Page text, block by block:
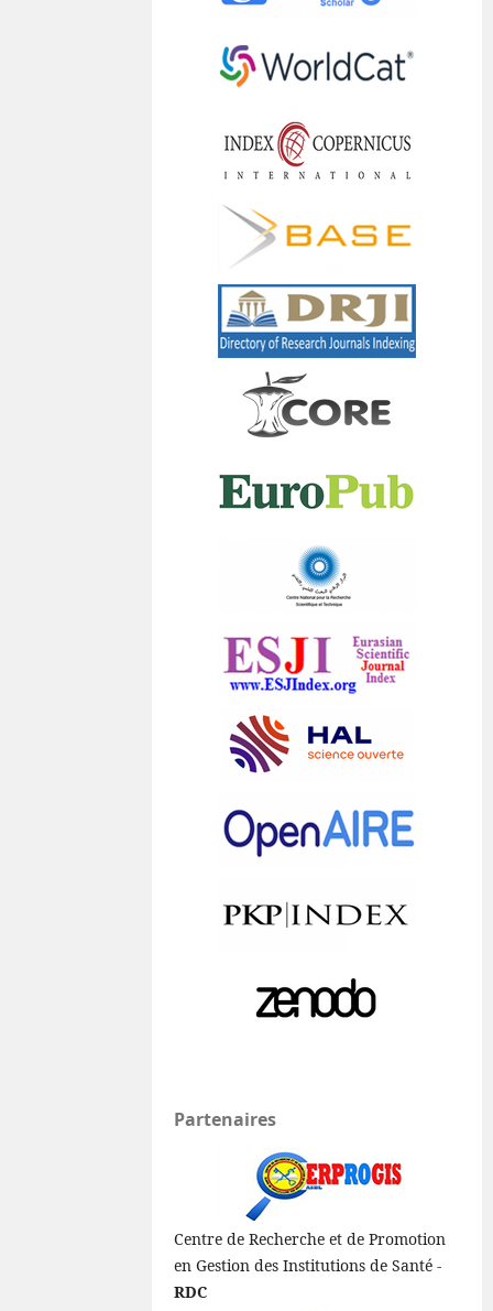
Partenaires
Centre de Recherche et de Promotion
en Gestion des Institutions de Santé -
RDC